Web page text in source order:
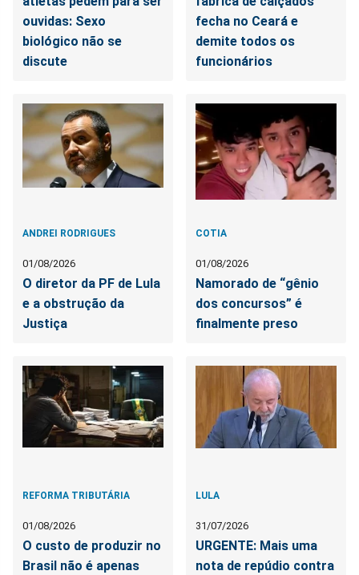
ouvidas: Sexo
biológico não se
discute
fecha no Ceará e
demite todos os
funcionários
ANDREI RODRIGUES
01/08/2026
O diretor da PF de Lula
e a obstrução da
Justiça
COTIA
01/08/2026
Namorado de “gênio
dos concursos” é
finalmente preso
REFORMA TRIBUTÁRIA
01/08/2026
O custo de produzir no
Brasil não é apenas
LULA
31/07/2026
URGENTE: Mais uma
nota de repúdio contra